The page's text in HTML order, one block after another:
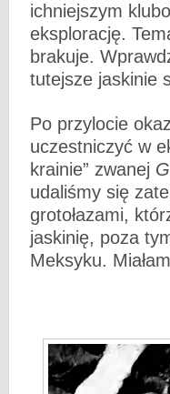
ichniejszym
eksplorację.
brakuje.
tutejsze jaskinie
Po przylocie
uczestniczyć w
krainie” zwanej
udaliśmy się
grotołazami,
jaskinię, poza
Meksyku.